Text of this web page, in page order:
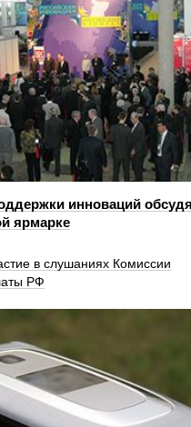
инноваций
ярмарке
в слушаниях Комиссии
РФ